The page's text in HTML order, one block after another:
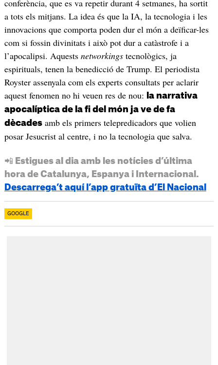
conferència, que es va repetir durant 4 setmanes, ha sortit
a tots els mitjans. La idea és que la IA, la tecnologia i les
innovacions que comporta poden dur el món a deïficar-les
com si fossin divinitats i això pot dur a catàstrofe i a
l’apocalipsi. Aquests networkingstecnològics, ja
espirituals, tenen la benedicció de Trump. El periodista
Royster assenyala com els experts consultats per aclarir
aquest fenomen no hi veuen res de nou:
la narrativa
apocalíptica de la fi del món ja ve de fa
dècadesamb els primers telepredicadors que volien
posar Jesucrist al centre, i no la tecnologia que salva.
📲 Estigues al dia amb les notícies d’última
hora de Catalunya, Espanya i Internacional.
Descarrega’t aquí l’app gratuïta d’El Nacional
GOOGLE